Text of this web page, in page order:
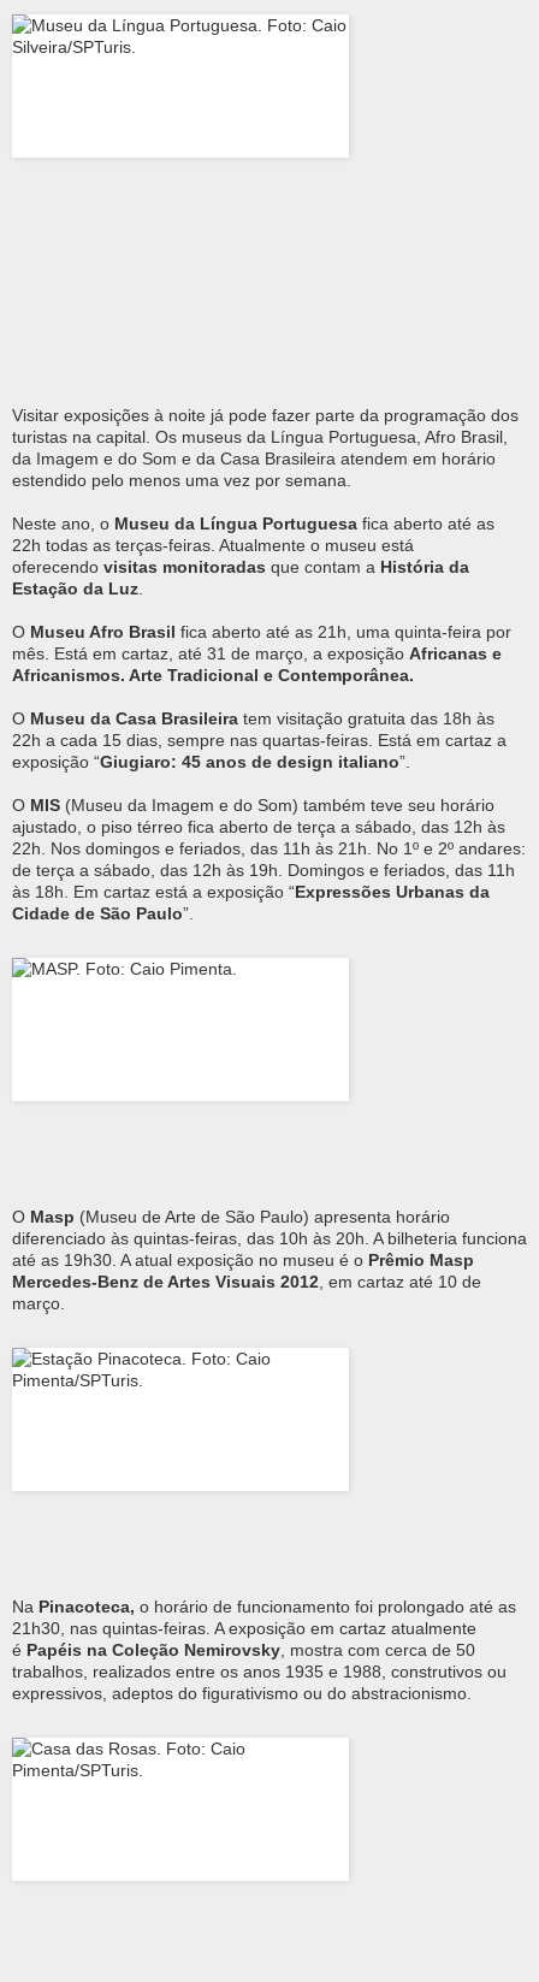
Visitar exposições à noite já pode fazer parte da programação dos
turistas na capital. Os museus da Língua Portuguesa, Afro Brasil,
da Imagem e do Som e da Casa Brasileira atendem em horário
estendido pelo menos uma vez por semana.
Neste ano, o Museu da Língua Portuguesa fica aberto até as
22h todas as terças-feiras. Atualmente o museu está
oferecendo visitas monitoradas que contam a História da
Estação da Luz
O Museu Afro Brasil fica aberto até as 21h, uma quinta-feira por
mês. Está em cartaz, até 31 de março, a exposição Africanas e
Africanismos. Arte Tradicional e Contemporânea.
O Museu da Casa Brasileira tem visitação gratuita das 18h às
22h a cada 15 dias, sempre nas quartas-feiras. Está em cartaz a
exposição “Giugiaro: 45 anos de design italiano”.
O MIS (Museu da Imagem e do Som) também teve seu horário
ajustado, o piso térreo fica aberto de terça a sábado, das 12h às
22h. Nos domingos e feriados, das 11h às 21h. No 1º e 2º andares:
de terça a sábado, das 12h às 19h. Domingos e feriados, das 11h
às 18h. Em cartaz está a exposição “Expressões Urbanas da
Cidade de São Paulo”.
O Masp (Museu de Arte de São Paulo) apresenta horário
diferenciado às quintas-feiras, das 10h às 20h. A bilheteria funciona
até as 19h30. A atual exposição no museu é o Prêmio Masp
Mercedes-Benz de Artes Visuais 2012 , em cartaz até 10 de
março.
Na Pinacoteca, o horário de funcionamento foi prolongado até as
21h30, nas quintas-feiras. A exposição em cartaz atualmente
é Papéis na Coleção Nemirovsky , mostra com cerca de 50
trabalhos, realizados entre os anos 1935 e 1988, construtivos ou
expressivos, adeptos do figurativismo ou do abstracionismo.